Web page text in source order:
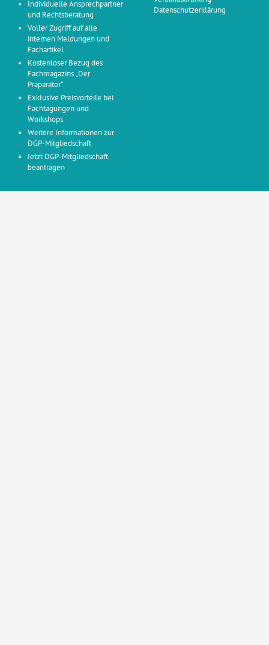
Individuelle Ansprechpartner
und Rechtsberatung
Voller Zugriff auf alle
internen Meldungen und
Fachartikel
Kostenloser Bezug des
Fachmagazins „Der
Präparator“
Exklusive Preisvorteile bei
Fachtagungen und
Workshops
Weitere Informationen zur
DGP-Mitgliedschaft
Jetzt DGP-Mitgliedschaft
beantragen
Datenschutzerklärung